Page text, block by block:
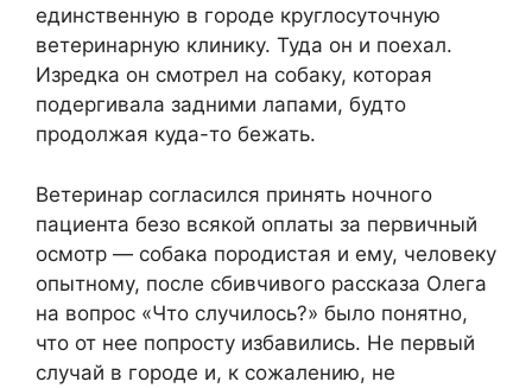
единственную в городе круглосуточную
ветеринарную клинику. Туда он и поехал.
Изредка он смотрел на собаку, которая
подергивала задними лапами, будто
продолжая куда-то бежать.
Ветеринар согласился принять ночного
пациента безо всякой оплаты за первичный
осмотр — собака породистая и ему, человеку
опытному, после сбивчивого рассказа Олега
на вопрос «Что случилось?» было понятно,
что от нее попросту избавились. Не первый
случай в городе и, к сожалению, не